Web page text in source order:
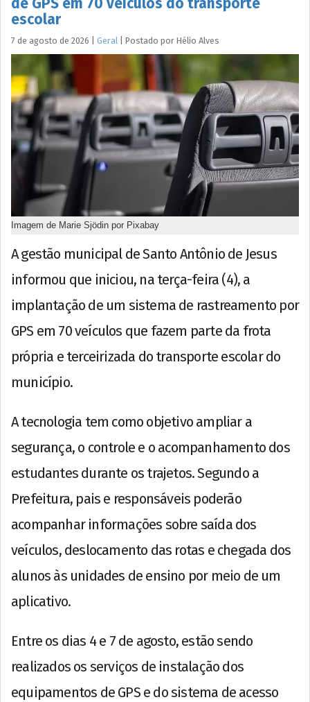
de GPS em 70 veículos do transporte
escolar
7 de agosto de 2026 Geral Postado por Hélio Alves
Imagem de Marie Sjödin por Pixabay
A gestão municipal de Santo Antônio de Jesus
informou que iniciou, na terça-feira (4), a
implantação de um sistema de rastreamento por
GPS em 70 veículos que fazem parte da frota
própria e terceirizada do transporte escolar do
município.
A tecnologia tem como objetivo ampliar a
segurança, o controle e o acompanhamento dos
estudantes durante os trajetos. Segundo a
Prefeitura, pais e responsáveis poderão
acompanhar informações sobre saída dos
veículos, deslocamento das rotas e chegada dos
alunos às unidades de ensino por meio de um
aplicativo.
Entre os dias 4 e 7 de agosto, estão sendo
realizados os serviços de instalação dos
equipamentos de GPS e do sistema de acesso